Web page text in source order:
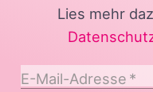
Lies mehr
E-Mail-Adresse *